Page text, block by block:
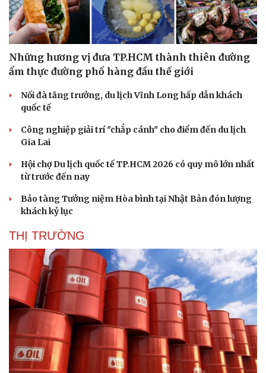
Văn hóa
Sân khấu - Điện ảnh
Văn học
Âm nhạc
Di sản
Giải trí
Nghệ sĩ
Thời trang
Sao Việt
Những hương vị đưa TP.HCM thành thiên đường
ẩm thực đường phố hàng đầu thế giới
Nối đà tăng trưởng, du lịch Vĩnh Long hấp dẫn khách
quốc tế
Công nghiệp giải trí "chắp cánh" cho điểm đến du lịch
Gia Lai
Hội chợ Du lịch quốc tế TP.HCM 2026 có quy mô lớn nhất
từ trước đến nay
Bảo tàng Tưởng niệm Hòa bình tại Nhật Bản đón lượng
khách kỷ lục
THỊ TRƯỜNG